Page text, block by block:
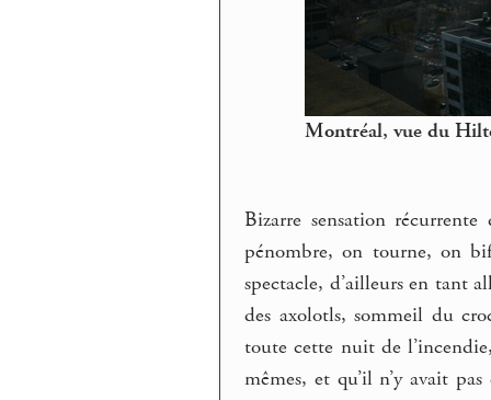
Montréal, vue du
Bizarre sensation
pénombre, on tourne, on
spectacle, d’ailleurs en tant
des axolotls, sommeil du
toute cette nuit de
mêmes, et qu’il n’y avait